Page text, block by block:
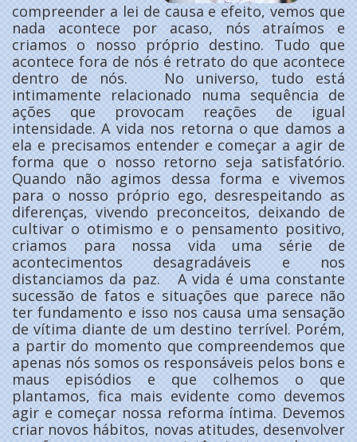
compreender a lei de causa e efeito, vemos que
nada acontece por acaso, nós atraímos e
criamos o nosso próprio destino. Tudo que
acontece fora de nós é retrato do que acontece
dentro de nós. No universo, tudo está
intimamente relacionado numa sequência de
ações que provocam reações de igual
intensidade. A vida nos retorna o que damos a
ela e precisamos entender e começar a agir de
forma que o nosso retorno seja satisfatório.
Quando não agimos dessa forma e vivemos
para o nosso próprio ego, desrespeitando as
diferenças, vivendo preconceitos, deixando de
cultivar o otimismo e o pensamento positivo,
criamos para nossa vida uma série de
acontecimentos desagradáveis e nos
distanciamos da paz. A vida é uma constante
sucessão de fatos e situações que parece não
ter fundamento e isso nos causa uma sensação
de vítima diante de um destino terrível. Porém,
a partir do momento que compreendemos que
apenas nós somos os responsáveis pelos bons e
maus episódios e que colhemos o que
plantamos, fica mais evidente como devemos
agir e começar nossa reforma íntima. Devemos
criar novos hábitos, novas atitudes, desenvolver